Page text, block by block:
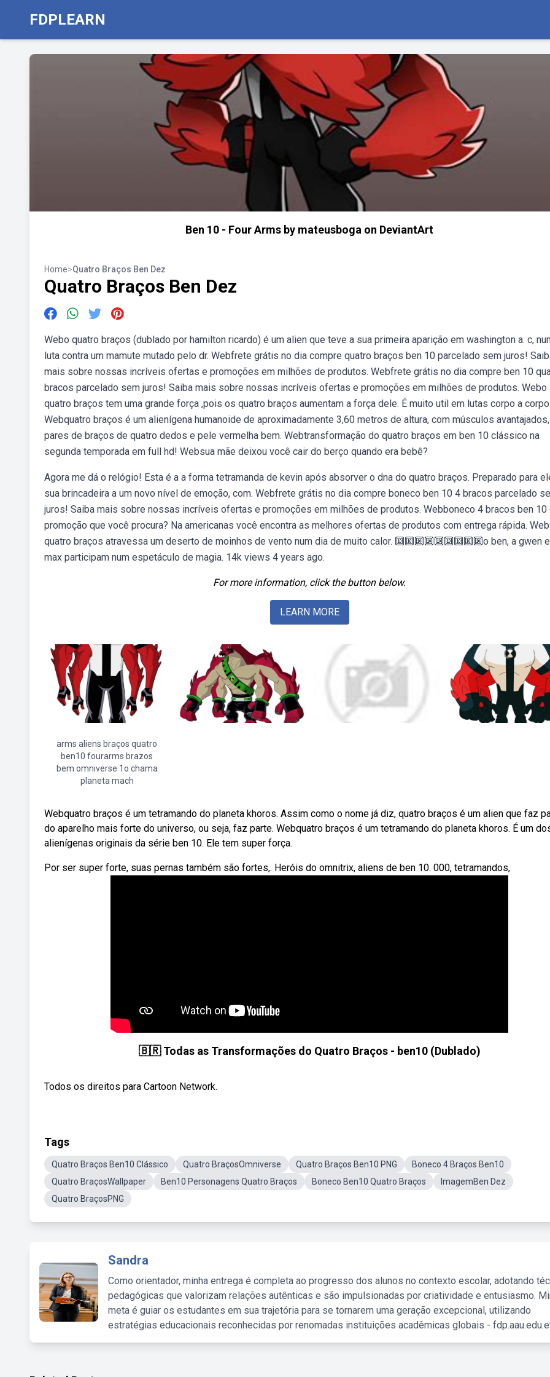
FDPLEARN
Ben 10 - Four Arms by mateusboga on DeviantArt
Home>Quatro Braços Ben Dez
Quatro Braços Ben Dez
Webo quatro braços (dublado por hamilton ricardo) é um alien que teve a sua primeira aparição em washington a. c,
luta contra um mamute mutado pelo dr. Webfrete grátis no dia compre quatro braços ben 10 parcelado sem juros!
mais sobre nossas incríveis ofertas e promoções em milhões de produtos. Webfrete grátis no dia compre ben 10
bracos parcelado sem juros! Saiba mais sobre nossas incríveis ofertas e promoções em milhões de produtos. Webo
quatro braços tem uma grande força ,pois os quatro braços aumentam a força dele. É muito util em lutas corpo a
Webquatro braços é um alienígena humanoide de aproximadamente 3,60 metros de altura, com músculos
pares de braços de quatro dedos e pele vermelha bem. Webtransformação do quatro braços em ben 10 clássico na
segunda temporada em full hd! Websua mãe deixou você cair do berço quando era bebê?
Agora me dá o relógio! Esta é a a forma tetramanda de kevin após absorver o dna do quatro braços. Preparado para
sua brincadeira a um novo nível de emoção, com. Webfrete grátis no dia compre boneco ben 10 4 bracos parcelado
juros! Saiba mais sobre nossas incríveis ofertas e promoções em milhões de produtos. Webboneco 4 bracos ben 10
promoção que você procura? Na americanas você encontra as melhores ofertas de produtos com entrega rápida.
quatro braços atravessa um deserto de moinhos de vento num dia de muito calor. 🔟🔟🔟🔟🔟🔟🔟🔟🔟o ben, a gwen
max participam num espetáculo de magia. 14k views 4 years ago.
For more information, click the button below.
LEARN MORE
arms aliens braços quatro
ben10 fourarms brazos
bem omniverse 1o chama
planeta mach
Webquatro braços é um tetramando do planeta khoros. Assim como o nome já diz, quatro braços é um alien que faz
do aparelho mais forte do universo, ou seja, faz parte. Webquatro braços é um tetramando do planeta khoros. É um
alienígenas originais da série ben 10. Ele tem super força.
Por ser super forte, suas pernas também são fortes,. Heróis do omnitrix, aliens de ben 10. 000, tetramandos,
🇧🇷 Todas as Transformações do Quatro Braços - ben10 (Dublado)
Todos os direitos para Cartoon Network.
Tags
Quatro Braços Ben10 Clássico Quatro BraçosOmniverse Quatro Braços Ben10 PNG
Boneco 4 Braços Ben10
Quatro BraçosWallpaper
Ben10 Personagens Quatro Braços Boneco Ben10 Quatro Braços
ImagemBen Dez
Quatro BraçosPNG
Sandra
Como orientador, minha entrega é completa ao progresso dos alunos no contexto escolar, adotando
pedagógicas que valorizam relações autênticas e são impulsionadas por criatividade e entusiasmo.
meta é guiar os estudantes em sua trajetória para se tornarem uma geração excepcional, utilizando
estratégias educacionais reconhecidas por renomadas instituições acadêmicas globais -